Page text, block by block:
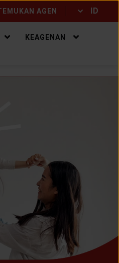
AGEN ID
KEAGENAN
ID EN